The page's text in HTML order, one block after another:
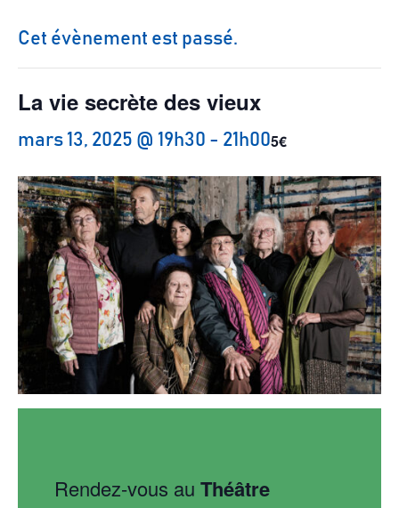
;
Cet évènement est passé.
La vie secrète des vieux
mars 13, 2025 @ 19h30 - 21h005€
Rendez-vous au Théâtre